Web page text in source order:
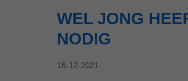
WEL JONG
NODIG
16-12-2021